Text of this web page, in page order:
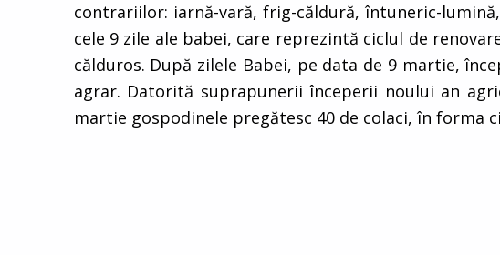
contrariilor: iarnă-vară, frig-căldură, întuneric-
cele 9 zile ale babei, care reprezintă ciclul de
călduros. După zilele Babei, pe data de 9 martie,
agrar. Datorită suprapunerii începerii noului an
martie gospodinele pregătesc 40 de colaci, în forma